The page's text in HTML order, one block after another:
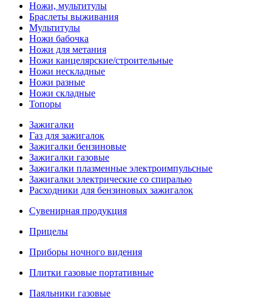
Ножи, мультитулы
Браслеты выживания
Мультитулы
Ножи бабочка
Ножи для метания
Ножи канцелярские/строительные
Ножи нескладные
Ножи разные
Ножи складные
Топоры
Зажигалки
Газ для зажигалок
Зажигалки бензиновые
Зажигалки газовые
Зажигалки плазменные электроимпульсные
Зажигалки электрические со спиралью
Расходники для бензиновых зажигалок
Сувенирная продукция
Прицелы
Приборы ночного видения
Плитки газовые портативные
Паяльники газовые